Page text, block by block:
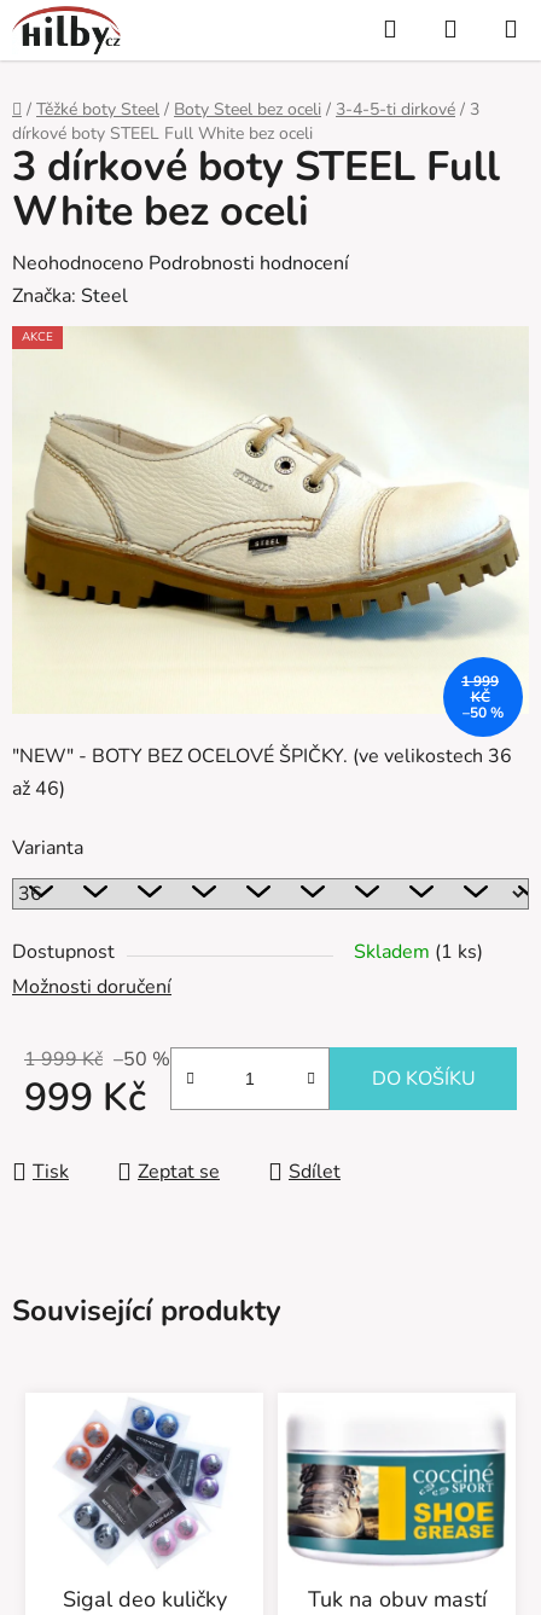
Přejít
na
obsah
Hledat
KOŠÍK
Domů
/ Těžké boty Steel / Boty Steel bez oceli / 3-4-5-ti dirkové / 3
dírkové boty STEEL Full White bez oceli
"NEW" - BOTY BEZ OCELOVÉ ŠPIČKY. (ve velikostech 36
až 46)
Varianta
Dostupnost Skladem (1 ks)
Možnosti doručení
1 999 Kč –50 %
999 Kč DO KOŠÍKU
Tisk Zeptat se Sdílet
3 dírkové boty STEEL Full
White bez oceli
Průměrné
hodnocení
produktu
hvězdiček.
Neohodnoceno Podrobnosti hodnocení
Značka: Steel
AKCE
1 999
KČ
–50 %
Související produkty
Sigal deo kuličky
Tuk na obuv mastí